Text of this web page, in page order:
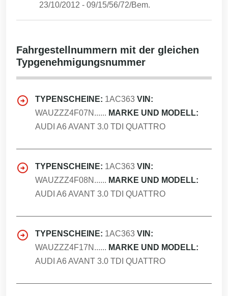
23/10/2012 - 09/15/56/72/Bem.
Fahrgestellnummern mit der gleichen
Typgenehmigungsnummer
TYPENSCHEINE: 1AC363 VIN:
WAUZZZ4F07N...... MARKE UND MODELL:
AUDI A6 AVANT 3.0 TDI QUATTRO
TYPENSCHEINE: 1AC363 VIN:
WAUZZZ4F08N...... MARKE UND MODELL:
AUDI A6 AVANT 3.0 TDI QUATTRO
TYPENSCHEINE: 1AC363 VIN:
WAUZZZ4F17N...... MARKE UND MODELL:
AUDI A6 AVANT 3.0 TDI QUATTRO